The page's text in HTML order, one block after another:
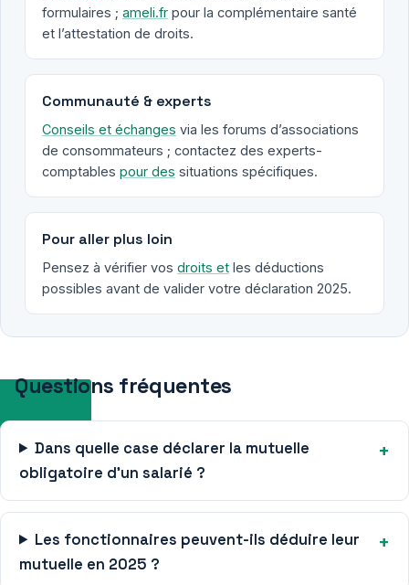
formulaires ; ameli.fr pour la complémentaire santé
et l’attestation de droits.
Communauté & experts
Conseils et échanges via les forums d’associations
de consommateurs ; contactez des experts-
comptables pour des situations spécifiques.
Pour aller plus loin
Pensez à vérifier vos droits et les déductions
possibles avant de valider votre déclaration 2025.
Questions fréquentes
Dans quelle case déclarer la mutuelle
obligatoire d’un salarié ?
Les fonctionnaires peuvent-ils déduire leur
mutuelle en 2025 ?